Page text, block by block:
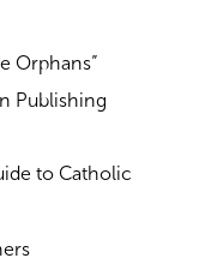
Orphans”
Publishing
to Catholic